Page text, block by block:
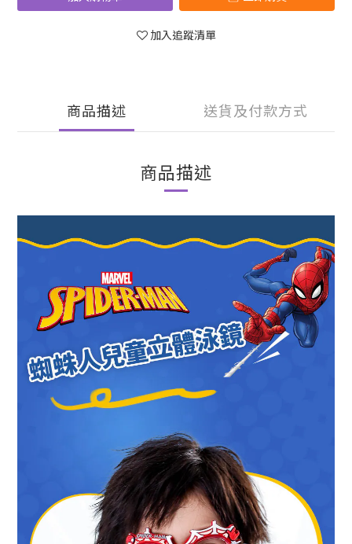
加入追蹤清單
商品描述 送貨及付款方式
商品描述